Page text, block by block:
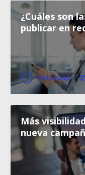
¿Cuáles son
publicar en
Fotocasa ·
Más
nueva